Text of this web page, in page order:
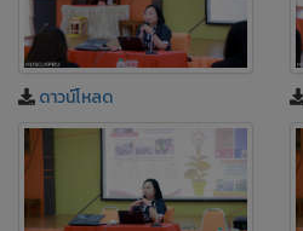
ดาวน์โหลด